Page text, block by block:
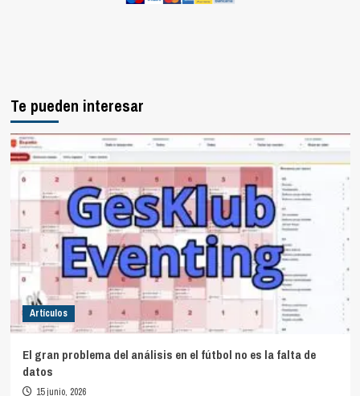
Te pueden interesar
Artículos
El gran problema del análisis en el fútbol no es la falta de
datos
15 junio, 2026